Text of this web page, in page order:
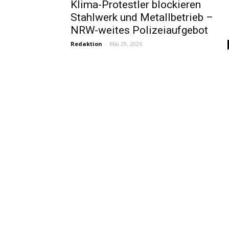
Klima-Protestler blockieren
Stahlwerk und Metallbetrieb –
NRW-weites Polizeiaufgebot
Redaktion - Mai 29, 2026